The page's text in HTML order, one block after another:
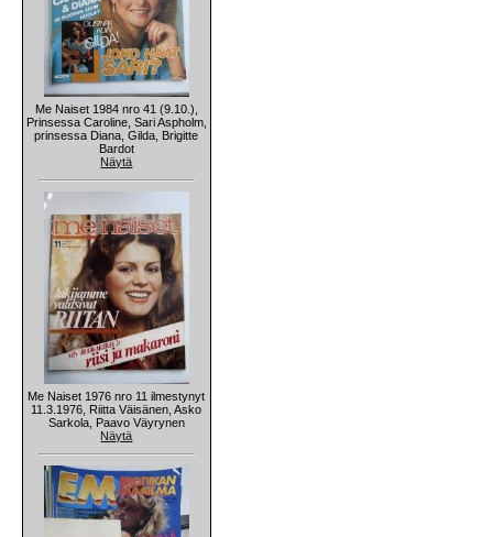
Me Naiset 1984 nro 41 (9.10.),
Prinsessa Caroline, Sari Aspholm,
prinsessa Diana, Gilda, Brigitte
Bardot
Näytä
Me Naiset 1976 nro 11 ilmestynyt
11.3.1976, Riitta Väisänen, Asko
Sarkola, Paavo Väyrynen
Näytä